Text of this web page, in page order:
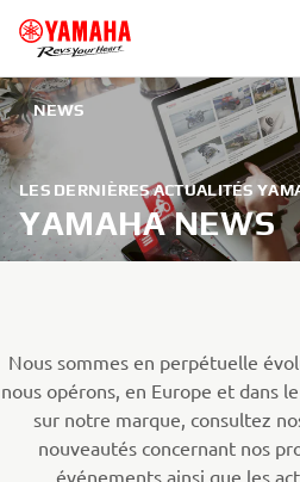
NEWS
LES DERNIÈRES ACTUALITÉS
YAMAHA NEWS
Nous sommes en perpétuelle
nous opérons, en Europe et dans
sur notre marque, consultez
nouveautés concernant nos
événements ainsi que les